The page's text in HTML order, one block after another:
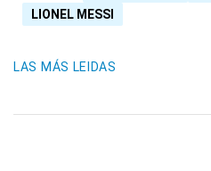
LIONEL MESSI
LAS MÁS LEIDAS